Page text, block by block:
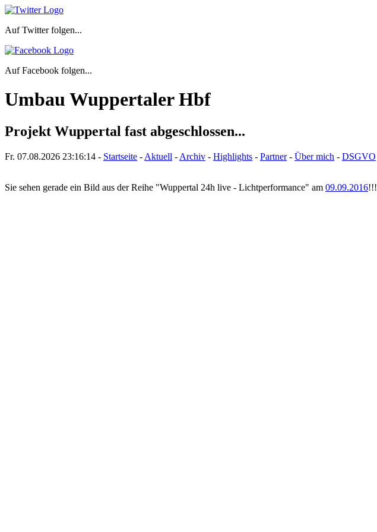
Auf Twitter folgen...
Auf Facebook folgen...
Umbau Wuppertaler Hbf
Projekt Wuppertal fast abgeschlossen...
Fr. 07.08.2026 23:16:14 - Startseite - Aktuell - Archiv - Highlights - Partner- Über mich - DSGVO
Sie sehen gerade ein Bild aus der Reihe "Wuppertal 24h live - Lichtperformance" am 09.09.2016!!!